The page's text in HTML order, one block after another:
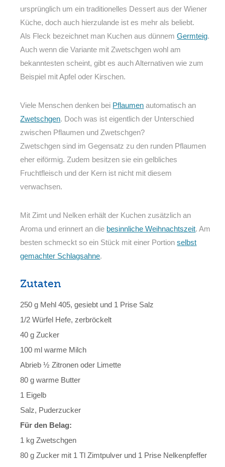
ursprünglich um ein traditionelles Dessert aus der Wiener
Küche, doch auch hierzulande ist es mehr als beliebt.
Als Fleck bezeichnet man Kuchen aus dünnemGermteig.
Auch wenn die Variante mit Zwetschgen wohl am
bekanntesten scheint, gibt es auch Alternativen wie zum
Beispiel mit Apfel oder Kirschen.
Viele Menschen denken bei Pflaumen automatisch an
Zwetschgen. Doch was ist eigentlich der Unterschied
zwischen Pflaumen und Zwetschgen?
Zwetschgen sind im Gegensatz zu den runden Pflaumen
eher eiförmig. Zudem besitzen sie ein gelbliches
Fruchtfleisch und der Kern ist nicht mit diesem
verwachsen.
Mit Zimt und Nelken erhält der Kuchen zusätzlich an
Aroma und erinnert an die besinnliche Weihnachtszeit. Am
besten schmeckt so ein Stück mit einer Portionselbst
gemachter Schlagsahne.
Zutaten
250 g Mehl 405, gesiebt und 1 Prise Salz
1/2 Würfel Hefe, zerbröckelt
40 g Zucker
100 ml warme Milch
Abrieb ½ Zitronen oder Limette
80 g warme Butter
1 Eigelb
Salz, Puderzucker
Für den Belag:
1 kg Zwetschgen
80 g Zucker mit 1 Tl Zimtpulver und 1 Prise Nelkenpfeffer